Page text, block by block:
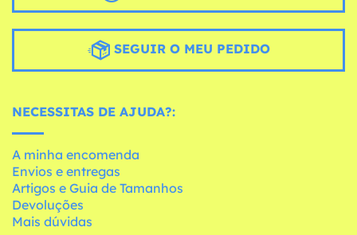
SEGUIR O MEU PEDIDO
NECESSITAS DE AJUDA?:
A minha encomenda
Envios e entregas
Artigos e Guia de Tamanhos
Devoluções
Mais dúvidas